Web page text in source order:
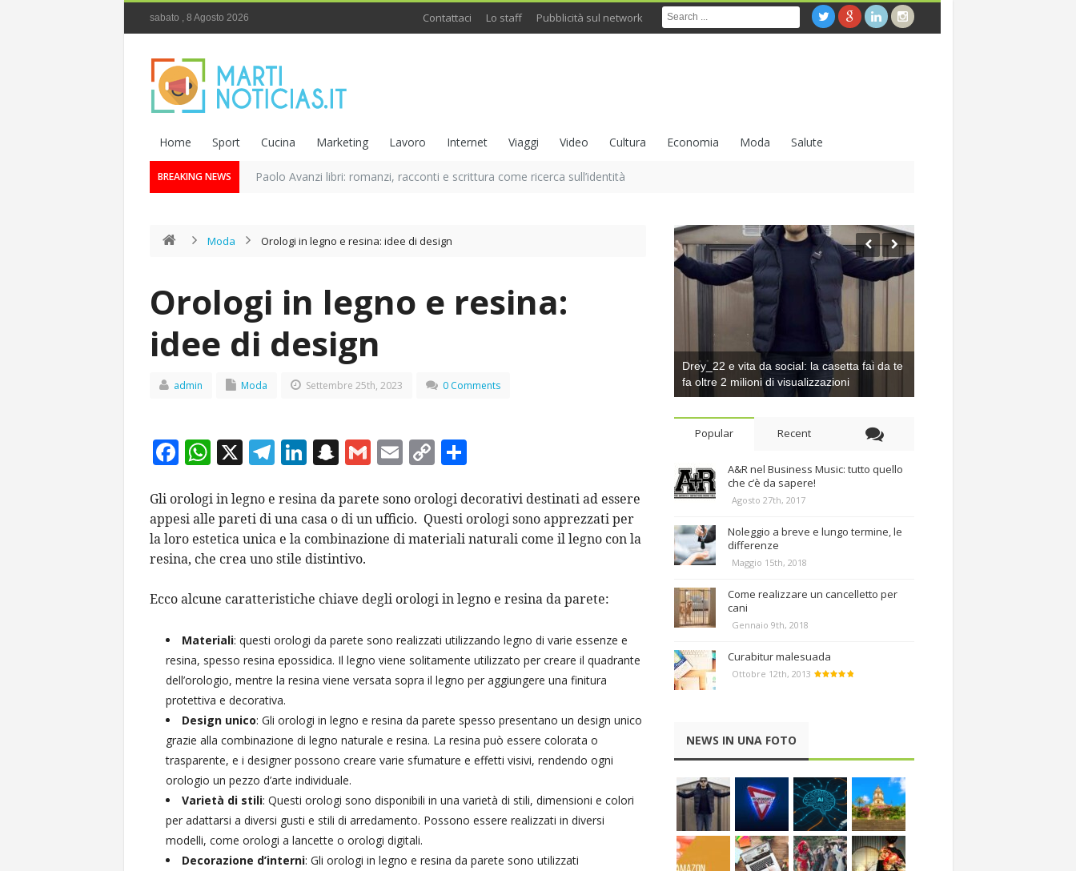
sabato , 8 Agosto 2026 Contattaci Lo staff Pubblicità sul network
Home Sport Cucina Marketing Lavoro Internet Viaggi Video Cultura Economia Moda Salute
BREAKING NEWS Paolo Avanzi libri: romanzi, racconti e scrittura come ricerca sull’identità
Moda Orologi in legno e resina: idee di design
Orologi in legno e resina:
idee di design
admin Moda Settembre 25th, 2023 0 Comments
F
e
b
o
k
W
at
s
A
p
X T
e
gr
a
Li
k
e
dI
S
a
p
c
at
G
ai
l
E
ai
l
C
p
y
Li
k
n
di
vi
Gli orologi in legno e resina da parete sono orologi decorativi destinati ad essere
appesi alle pareti di una casa o di un ufficio. Questi orologi sono apprezzati per
la loro estetica unica e la combinazione di materiali naturali come il legno con la
resina, che crea uno stile distintivo.
Ecco alcune caratteristiche chiave degli orologi in legno e resina da parete:
Materiali: questi orologi da parete sono realizzati utilizzando legno di varie essenze e
resina, spesso resina epossidica. Il legno viene solitamente utilizzato per creare il quadrante
dell’orologio, mentre la resina viene versata sopra il legno per aggiungere una finitura
protettiva e decorativa.
Design unico: Gli orologi in legno e resina da parete spesso presentano un design unico
grazie alla combinazione di legno naturale e resina. La resina può essere colorata o
trasparente, e i designer possono creare varie sfumature e effetti visivi, rendendo ogni
orologio un pezzo d’arte individuale.
Varietà di stili: Questi orologi sono disponibili in una varietà di stili, dimensioni e colori
per adattarsi a diversi gusti e stili di arredamento. Possono essere realizzati in diversi
modelli, come orologi a lancette o orologi digitali.
Decorazione d’interni: Gli orologi in legno e resina da parete sono utilizzati
Drey_22 e vita da social: la casetta fai da te
fa oltre 2 milioni di visualizzazioni
Popular Recent
A&R nel Business Music: tutto quello
che c’è da sapere!
Agosto 27th, 2017
Noleggio a breve e lungo termine, le
differenze
Maggio 15th, 2018
Come realizzare un cancelletto per
cani
Gennaio 9th, 2018
Curabitur malesuada
Ottobre 12th, 2013
NEWS IN UNA FOTO